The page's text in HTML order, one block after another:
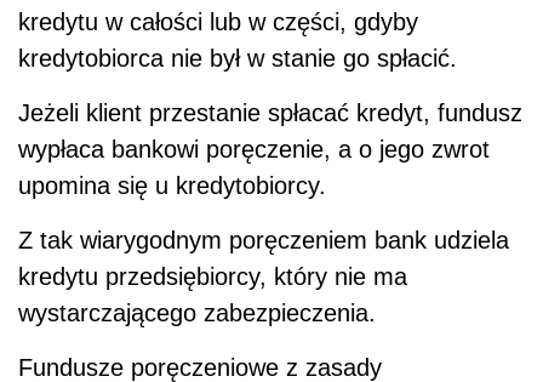
kredytu w całości lub w części, gdyby
kredytobiorca nie był w stanie go spłacić.
Jeżeli klient przestanie spłacać kredyt, fundusz
wypłaca bankowi poręczenie, a o jego zwrot
upomina się u kredytobiorcy.
Z tak wiarygodnym poręczeniem bank udziela
kredytu przedsiębiorcy, który nie ma
wystarczającego zabezpieczenia.
Fundusze poręczeniowe z zasady